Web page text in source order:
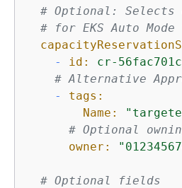
# Optional: Selects
# for EKS Auto
-
id:
cr-
# Alternative
-
tags:
Name:
# Optional
owner:
# Optional fields